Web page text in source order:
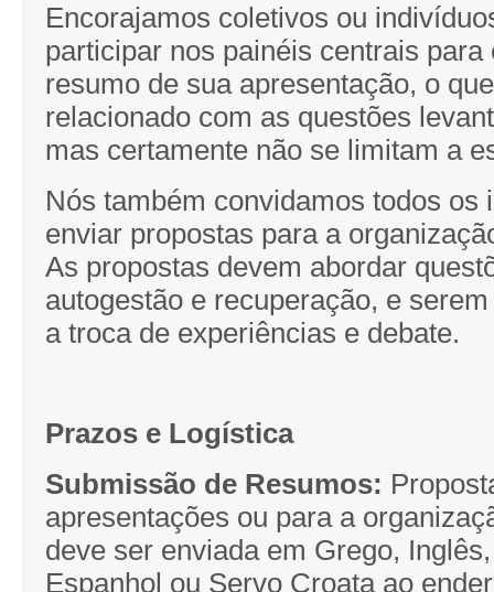
Encorajamos coletivos ou
participar nos painéis centrais para
resumo de sua apresentação, o
relacionado com as questões
mas certamente não se limitam a
Nós também convidamos todos os
enviar propostas para a
As propostas devem abordar
autogestão e recuperação, e
a troca de experiências e debate.
Prazos e Logística
Submissão de Resumos:
apresentações ou para a
deve ser enviada em Grego,
Espanhol ou Servo Croata ao